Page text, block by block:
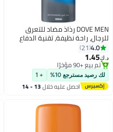
DOVE MEN رذاذ مضاد للتعرق
للرجال، راحة نظيفة، تقنية الدفاع
الثلاثي
4.0
21
د.ك‏1.45
تم بيع +90 مؤخرًا
تم بيع +90 مؤخرًا
لك رصيد مسترجع 10% + 1
احصل عليه خلال 13 - 14